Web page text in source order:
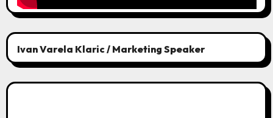
Ivan Varela Klaric / Marketing Speaker